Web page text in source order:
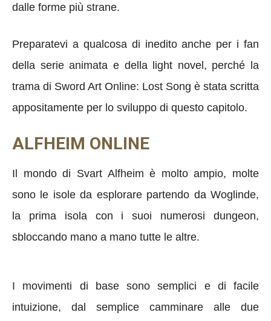
dalle forme più strane.
Preparatevi a qualcosa di inedito anche per i fan
della serie animata e della light novel, perché la
trama di Sword Art Online: Lost Song è stata scritta
appositamente per lo sviluppo di questo capitolo.
ALFHEIM ONLINE
Il mondo di Svart Alfheim è molto ampio, molte
sono le isole da esplorare partendo da Woglinde,
la prima isola con i suoi numerosi dungeon,
sbloccando mano a mano tutte le altre.
I movimenti di base sono semplici e di facile
intuizione, dal semplice camminare alle due